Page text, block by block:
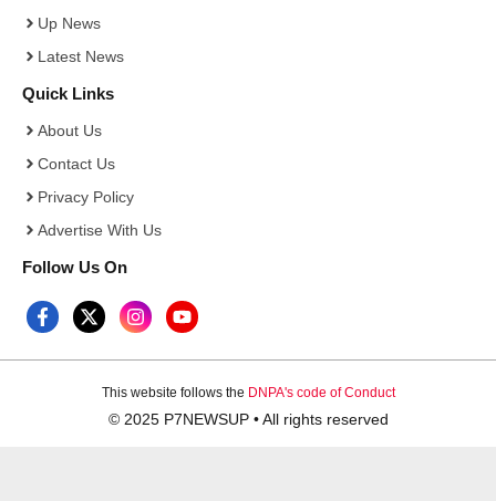
Up News
Latest News
Quick Links
About Us
Contact Us
Privacy Policy
Advertise With Us
Follow Us On
This website follows the DNPA's code of Conduct
© 2025 P7NEWSUP • All rights reserved